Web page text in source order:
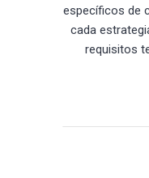
específicos de
cada
requisitos